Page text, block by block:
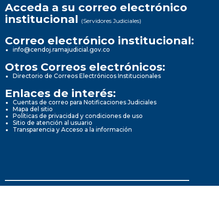
Acceda a su correo electrónico
institucional (Servidores Judiciales)
Correo electrónico institucional:
info@cendoj.ramajudicial.gov.co
Otros Correos electrónicos:
Directorio de Correos Electrónicos Institucionales
Enlaces de interés:
Cuentas de correo para Notificaciones Judiciales
Mapa del sitio
Políticas de privacidad y condiciones de uso
Sitio de atención al usuario
Transparencia y Acceso a la información